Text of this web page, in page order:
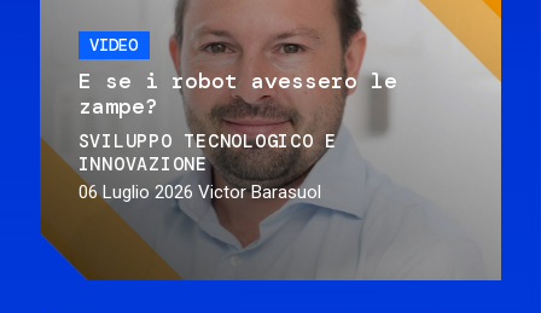
VIDEO
E se i robot avessero le
zampe?
SVILUPPO TECNOLOGICO E
INNOVAZIONE
06 Luglio 2026 Victor Barasuol